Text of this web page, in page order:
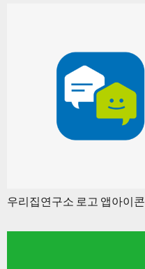
우리집연구소 로고 앱아이콘